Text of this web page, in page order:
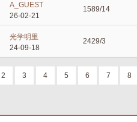
A_GUEST
26-02-21
1589/14
光学明里
24-09-18
2429/3
2 3 4 5 6 7 8